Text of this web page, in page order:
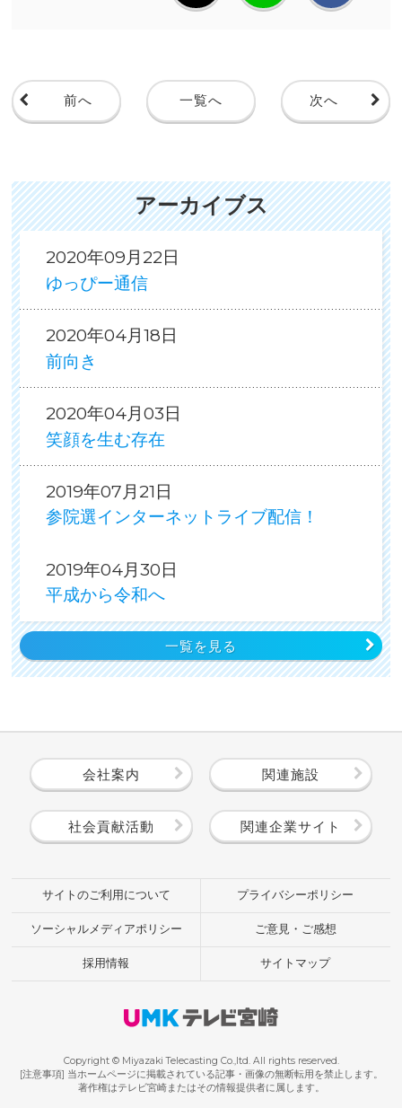
前へ 一覧へ 次へ
アーカイブス
2020年09月22日
ゆっぴー通信
2020年04月18日
前向き
2020年04月03日
笑顔を生む存在
2019年07月21日
参院選インターネットライブ配信！
2019年04月30日
平成から令和へ
一覧を見る
会社案内 関連施設
社会貢献活動 関連企業サイト
サイトのご利用について プライバシーポリシー
ソーシャルメディアポリシー ご意見・ご感想
採用情報 サイトマップ
Copyright © Miyazaki Telecasting Co.,ltd. All rights reserved.
[注意事項] 当ホームページに掲載されている記事・画像の無断転用を禁止します。
著作権はテレビ宮崎またはその情報提供者に属します。